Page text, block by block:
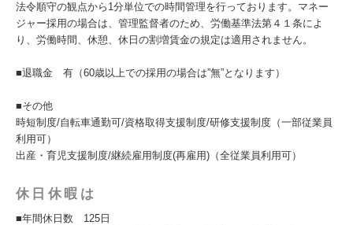
法令順守の観点から1分単位での時間管理を行っております。マネー
ジャー採用の場合は、管理監督者のため、労働基準法第４１条によ
り、労働時間、休憩、休日の割増賃金の規定は適用されません。
■退職金 有（60歳以上での採用の場合は”無”となります）
■その他
時短制度/自転車通勤可/資格取得支援制度/研修支援制度（一部従業員
利用可）
出産・育児支援制度/継続雇用制度(再雇用)（全従業員利用可）
休日休暇は
■年間休日数 125日